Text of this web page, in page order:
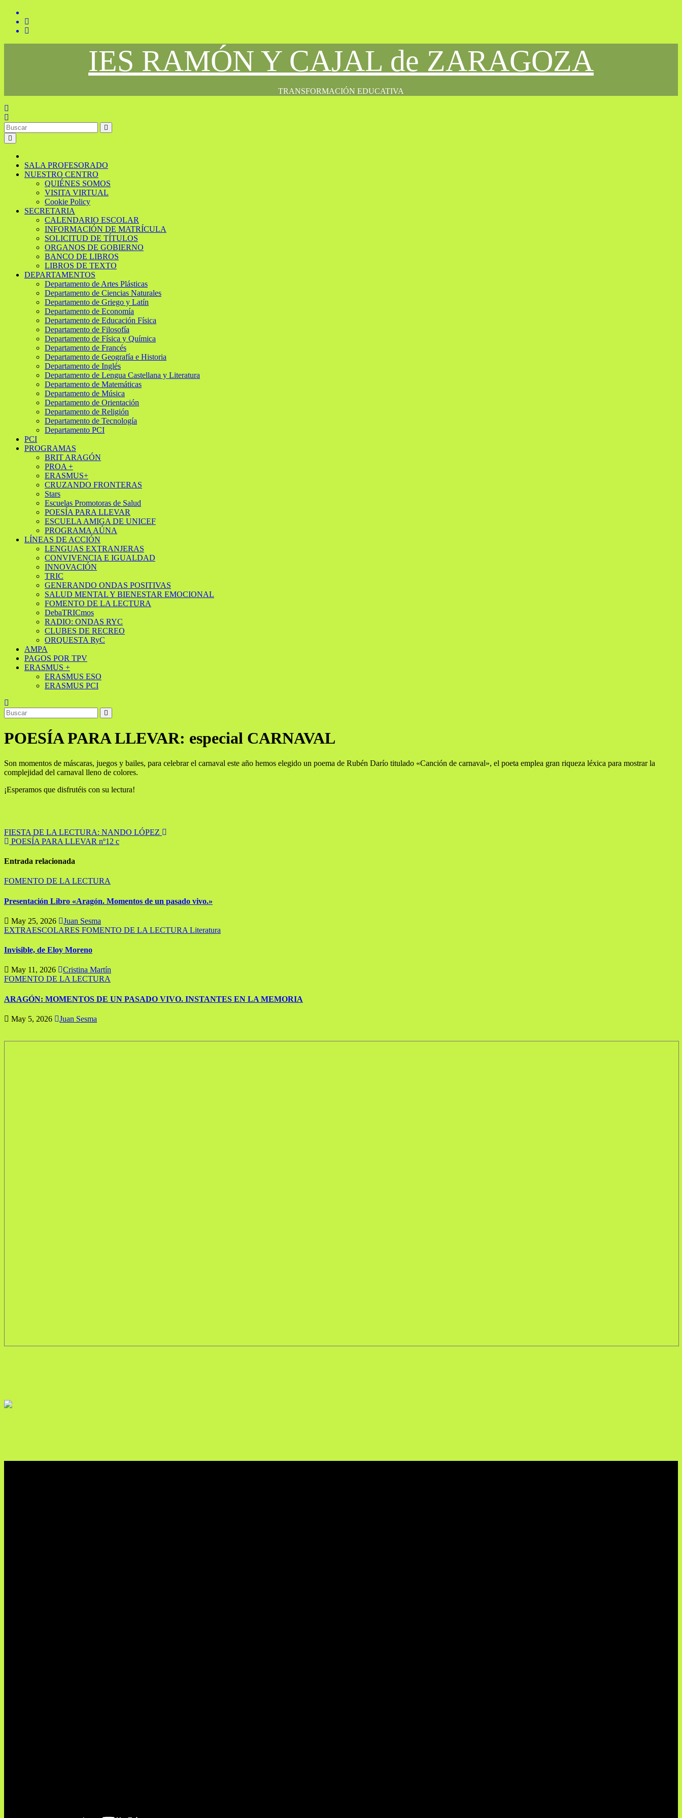
Saltar
contenido
IES RAMÓN Y CAJAL de ZARAGOZA
TRANSFORMACIÓN EDUCATIVA
SALA PROFESORADO
NUESTRO CENTRO
QUIÉNES SOMOS
VISITA VIRTUAL
Cookie Policy
SECRETARIA
CALENDARIO ESCOLAR
INFORMACIÓN DE MATRÍCULA
SOLICITUD DE TÍTULOS
ORGANOS DE GOBIERNO
BANCO DE LIBROS
LIBROS DE TEXTO
DEPARTAMENTOS
Departamento de Artes Plásticas
Departamento de Ciencias Naturales
Departamento de Griego y Latín
Departamento de Economía
Departamento de Educación Física
Departamento de Filosofía
Departamento de Física y Química
Departamento de Francés
Departamento de Geografía e Historia
Departamento de Inglés
Departamento de Lengua Castellana y Literatura
Departamento de Matemáticas
Departamento de Música
Departamento de Orientación
Departamento de Religión
Departamento de Tecnología
Departamento PCI
PCI
PROGRAMAS
BRIT ARAGÓN
PROA +
ERASMUS+
CRUZANDO FRONTERAS
Stars
Escuelas Promotoras de Salud
POESÍA PARA LLEVAR
ESCUELA AMIGA DE UNICEF
PROGRAMA AÚNA
LÍNEAS DE ACCIÓN
LENGUAS EXTRANJERAS
CONVIVENCIA E IGUALDAD
INNOVACIÓN
TRIC
GENERANDO ONDAS POSITIVAS
SALUD MENTAL Y BIENESTAR EMOCIONAL
FOMENTO DE LA LECTURA
DebaTRICmos
RADIO: ONDAS RYC
CLUBES DE RECREO
ORQUESTA RyC
AMPA
PAGOS POR TPV
ERASMUS +
ERASMUS ESO
ERASMUS PCI
POESÍA PARA LLEVAR: especial CARNAVAL
Son momentos de máscaras, juegos y bailes, para celebrar el carnaval este año hemos elegido un poema de Rubén Darío titulado «Canción de carnaval», el poeta emplea gran riqueza léxica para mostrar la
complejidad del carnaval lleno de colores.
¡Esperamos que disfrutéis con su lectura!
Navegación
de
entradas
FIESTA DE LA LECTURA: NANDO LÓPEZ
POESÍA PARA LLEVAR nº12 c
Entrada relacionada
FOMENTO DE LA LECTURA
Presentación Libro «Aragón. Momentos de un pasado vivo.»
May 25, 2026
Juan Sesma
EXTRAESCOLARES FOMENTO DE LA LECTURA Literatura
Invisible, de Eloy Moreno
May 11, 2026
Cristina Martín
FOMENTO DE LA LECTURA
ARAGÓN: MOMENTOS DE UN PASADO VIVO. INSTANTES EN LA MEMORIA
May 5, 2026 Juan Sesma